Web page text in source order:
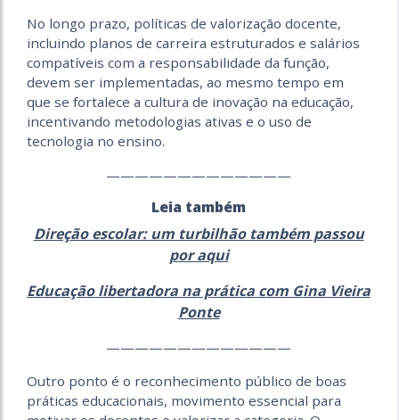
No longo prazo, políticas de valorização docente,
incluindo planos de carreira estruturados e salários
compatíveis com a responsabilidade da função,
devem ser implementadas, ao mesmo tempo em
que se fortalece a cultura de inovação na educação,
incentivando metodologias ativas e o uso de
tecnologia no ensino.
—————————————
Leia também
Direção escolar: um turbilhão também passou
por aqui
Educação libertadora na prática com Gina Vieira
Ponte
—————————————
Outro ponto é o reconhecimento público de boas
práticas educacionais, movimento essencial para